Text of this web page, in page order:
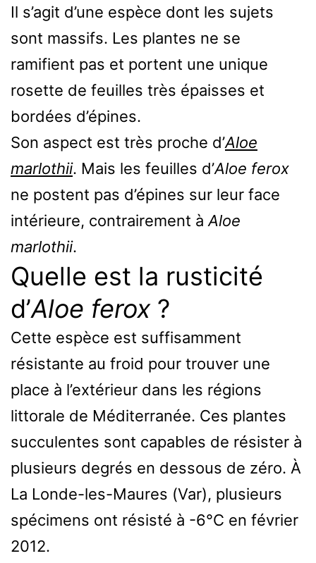
Il s’agit d’une espèce dont les sujets
sont massifs. Les plantes ne se
ramifient pas et portent une unique
rosette de feuilles très épaisses et
bordées d’épines.
Son aspect est très proche d’Aloe
marlothii. Mais les feuilles d’Aloe ferox
ne postent pas d’épines sur leur face
intérieure, contrairement à Aloe
marlothii.
Quelle est la rusticité
d’Aloe ferox?
Cette espèce est suffisamment
résistante au froid pour trouver une
place à l’extérieur dans les régions
littorale de Méditerranée. Ces plantes
succulentes sont capables de résister à
plusieurs degrés en dessous de zéro. À
La Londe-les-Maures (Var), plusieurs
spécimens ont résisté à -6°C en février
2012.